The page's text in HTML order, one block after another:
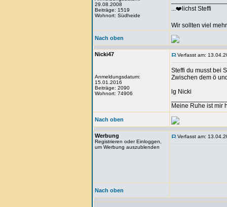
29.08.2008
Beiträge: 1519
Wohnort: Südheide
...❤️lichst Steffi
Wir sollten viel
Nach oben
Nicki47
Anmeldungsdatum:
15.01.2016
Beiträge: 2090
Wohnort: 74906
Verfasst am:
Steffi du musst bei
Zwischen dem ö
lg Nicki
Meine Ruhe ist mir
Nach oben
Werbung
Registrieren oder Einloggen,
um Werbung auszublenden
Verfasst am:
Nach oben